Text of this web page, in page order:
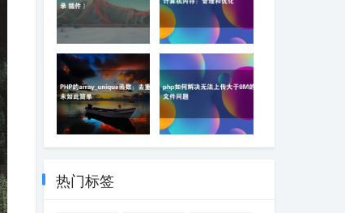
自写lecms插件（访问网
站必须登录 插件）
计算机内存：管理和优
化
热门标签